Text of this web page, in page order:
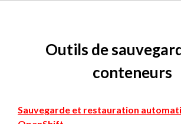
Outils de
conteneurs
Sauvegarde et restauration